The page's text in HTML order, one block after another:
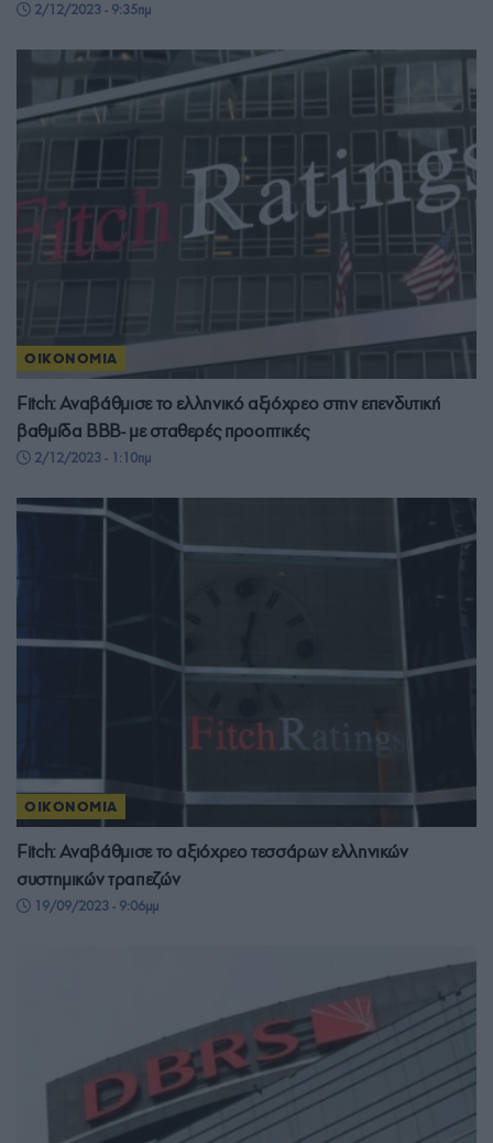
2/12/2023 - 9:35πμ
ΟΙΚΟΝΟΜΙΑ
Fitch: Αναβάθμισε το ελληνικό αξιόχρεο στην επενδυτική
βαθμίδα BBB- με σταθερές προοπτικές
2/12/2023 - 1:10πμ
ΟΙΚΟΝΟΜΙΑ
Fitch: Αναβάθμισε το αξιόχρεο τεσσάρων ελληνικών
συστημικών τραπεζών
19/09/2023 - 9:06μμ